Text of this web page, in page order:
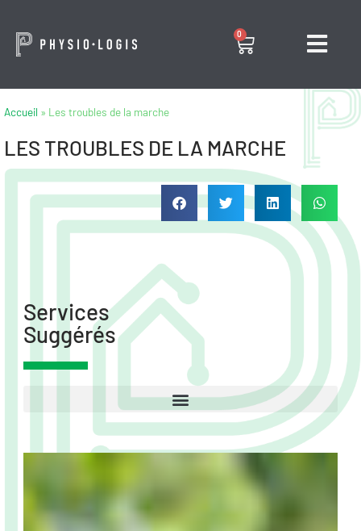
0
Accueil » Les troubles de la marche
LES TROUBLES DE LA MARCHE
Services
Suggérés